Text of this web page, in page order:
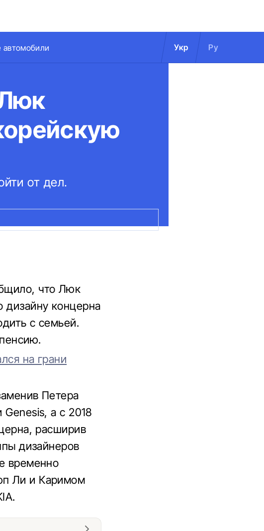
Укр Ру
от дел.
что Люк
дизайну концерна
с семьей.
на грани
Петера
а с 2018
расширив
дизайнеров
временно
Ли и Каримом